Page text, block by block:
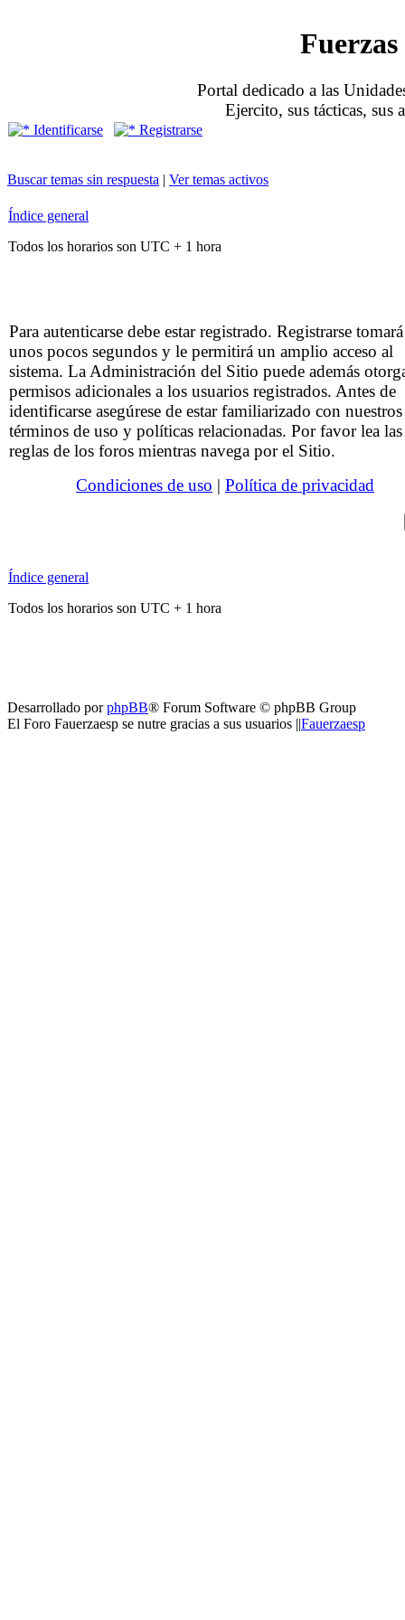
Portal dedicado a las
Ejercito, sus tácticas, sus
Identificarse Registrarse
Buscar temas sin respuesta | Ver temas activos
Índice general
Todos los horarios son UTC + 1 hora
Para autenticarse debe estar registrado. Registrarse
unos pocos segundos y le permitirá un amplio acceso al
sistema. La Administración del Sitio puede además
permisos adicionales a los usuarios registrados. Antes de
identificarse asegúrese de estar familiarizado con nuestros
términos de uso y políticas relacionadas. Por favor lea las
reglas de los foros mientras navega por el Sitio.
Condiciones de uso | Política de privacidad
Índice general
Todos los horarios son UTC + 1 hora
Desarrollado porphpBB® Forum Software © phpBB Group
El Foro Fauerzaesp se nutre gracias a sus usuarios ||Fauerzaesp